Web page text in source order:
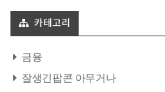
카테고리
금융
잘생긴팝콘 아무거나